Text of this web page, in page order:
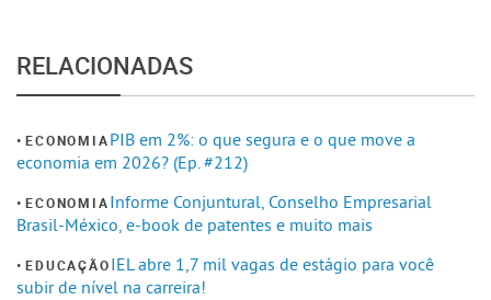
RELACIONADAS
ECONOMIAPIB em 2%: o que segura e o que move a
economia em 2026? (Ep. #212)
ECONOMIAInforme Conjuntural, Conselho Empresarial
Brasil-México, e-book de patentes e muito mais
EDUCAÇÃOIEL abre 1,7 mil vagas de estágio para você
subir de nível na carreira!